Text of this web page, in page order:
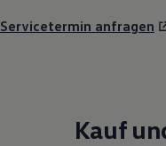
Servicetermin anfragen
Kauf